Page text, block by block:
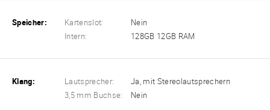
Speicher: Kartenslot:
Nein
Intern:
128GB 12GB RAM
Klang: Lautsprecher:
Ja, mit Stereolautsprechern
3,5 mm Buchse:
Nein